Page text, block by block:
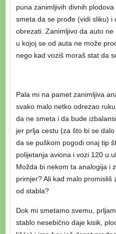
puna zanimljivih divnih
smeta da se prođe (vidi sliku) i
obrezati. Zanimljivo da auto
u kojoj se od auta ne može
nego kad voziš moraš stat da
Pala mi na pamet zanimljiva
svako malo netko odrezao
da ne smeta i da bude
jer prlja cestu (za što bi se
da se puškom pogodi onaj tip
polijetanja aviona i vozi 120 u
Možda bi nekom ta analogija i
primjer? Ali kad malo
od stabla?
Dok mi smetamo svemu,
stablo nesebično daje kisik,